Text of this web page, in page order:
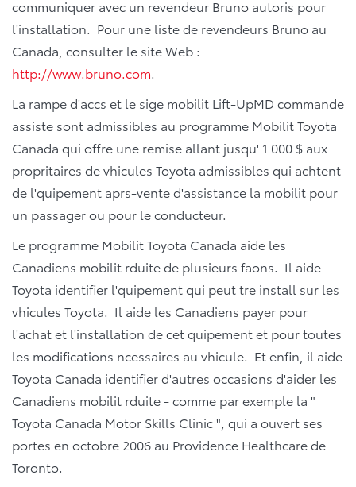
communiquer avec un revendeur Bruno autoris pour
l'installation. Pour une liste de revendeurs Bruno au
Canada, consulter le site Web :
http://www.bruno.com.
La rampe d'accs et le sige mobilit Lift-UpMD commande
assiste sont admissibles au programme Mobilit Toyota
Canada qui offre une remise allant jusqu' 1 000 $ aux
propritaires de vhicules Toyota admissibles qui achtent
de l'quipement aprs-vente d'assistance la mobilit pour
un passager ou pour le conducteur.
Le programme Mobilit Toyota Canada aide les
Canadiens mobilit rduite de plusieurs faons. Il aide
Toyota identifier l'quipement qui peut tre install sur les
vhicules Toyota. Il aide les Canadiens payer pour
l'achat et l'installation de cet quipement et pour toutes
les modifications ncessaires au vhicule. Et enfin, il aide
Toyota Canada identifier d'autres occasions d'aider les
Canadiens mobilit rduite - comme par exemple la "
Toyota Canada Motor Skills Clinic ", qui a ouvert ses
portes en octobre 2006 au Providence Healthcare de
Toronto.